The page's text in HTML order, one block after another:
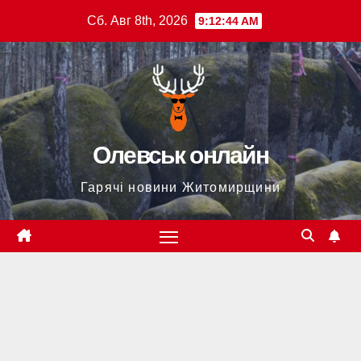
содержимому
Сб. Авг 8th, 2026 9:12:45 AM
Олевськ онлайн
Гарячі новини Житомирщини